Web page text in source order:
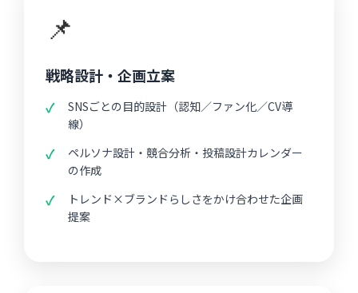
📌
戦略設計・企画立案
SNSごとの目的設計（認知／ファン化／CV導
線）
ペルソナ設計・競合分析・投稿設計カレンダー
の作成
トレンド×ブランドらしさをかけ合わせた企画
提案